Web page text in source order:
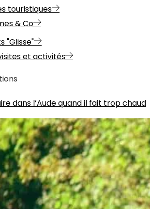
touristiques
& Co
"Glisse"
et activités
dans l’Aude quand il fait trop chaud